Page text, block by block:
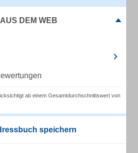
DEM WEB
ab einem Gesamtdurchschnittswert von
speichern